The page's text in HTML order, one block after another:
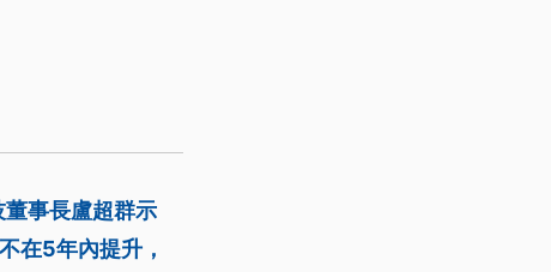
事長盧超群示
在5年內提升，